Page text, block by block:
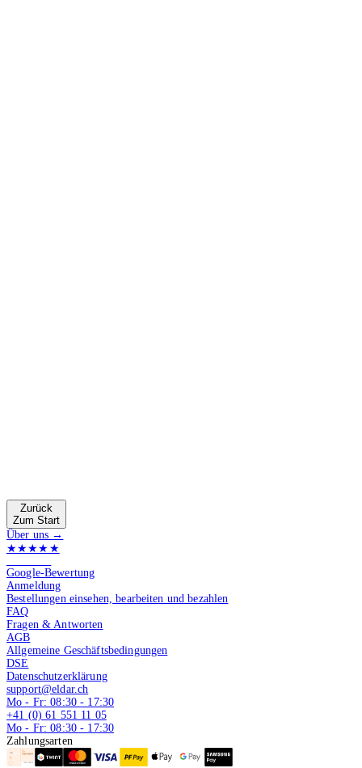
Zurück
Zum Start
Über uns →
★★★★★
Google-Bewertung
Anmeldung
Bestellungen einsehen, bearbeiten und bezahlen
FAQ
Fragen & Antworten
AGB
Allgemeine Geschäftsbedingungen
DSE
Datenschutzerklärung
support@eldar.ch
Mo - Fr: 08:30 - 17:30
+41 (0) 61 551 11 05
Mo - Fr: 08:30 - 17:30
Zahlungsarten